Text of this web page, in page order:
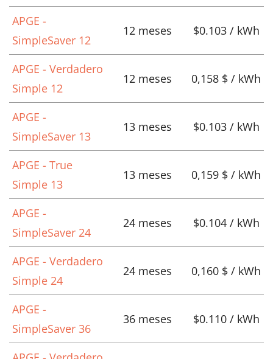
APGE -
SimpleSaver 12
12 meses $0.103 / kWh
APGE - Verdadero
Simple 12
12 meses 0,158 $ / kWh
APGE -
SimpleSaver 13
13 meses $0.103 / kWh
APGE - True
Simple 13
13 meses 0,159 $ / kWh
APGE -
SimpleSaver 24
24 meses $0.104 / kWh
APGE - Verdadero
Simple 24
24 meses 0,160 $ / kWh
APGE -
SimpleSaver 36
36 meses $0.110 / kWh